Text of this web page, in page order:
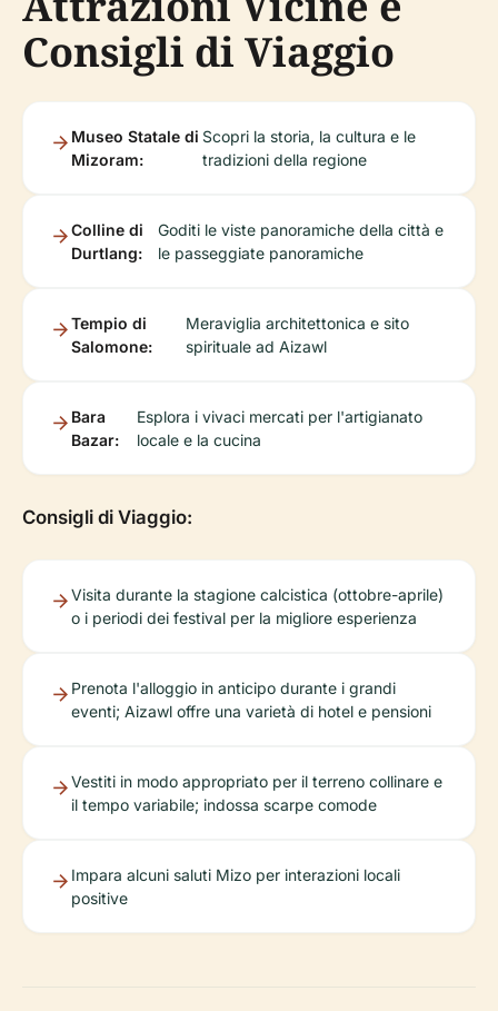
Consigli di Viaggio
Museo Statale di
Mizoram:
Scopri la storia, la cultura e le
tradizioni della regione
Colline di
Durtlang:
Goditi le viste panoramiche della città e
le passeggiate panoramiche
Tempio di
Salomone:
Meraviglia architettonica e sito
spirituale ad Aizawl
Bara
Bazar:
Esplora i vivaci mercati per l'artigianato
locale e la cucina
Consigli di Viaggio:
Visita durante la stagione calcistica (ottobre-aprile)
o i periodi dei festival per la migliore esperienza
Prenota l'alloggio in anticipo durante i grandi
eventi; Aizawl offre una varietà di hotel e pensioni
Vestiti in modo appropriato per il terreno collinare e
il tempo variabile; indossa scarpe comode
Impara alcuni saluti Mizo per interazioni locali
positive